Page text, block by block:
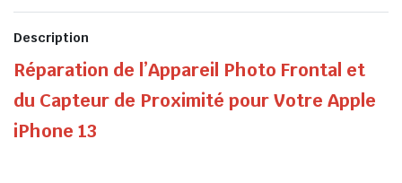
Description
Réparation de l’Appareil Photo Frontal et
du Capteur de Proximité pour Votre Apple
iPhone 13